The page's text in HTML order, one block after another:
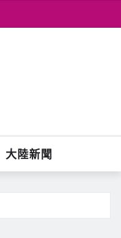
大陸新聞